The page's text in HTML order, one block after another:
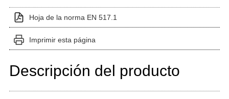
Hoja de la norma EN 517.1
Imprimir esta página
Descripción del producto